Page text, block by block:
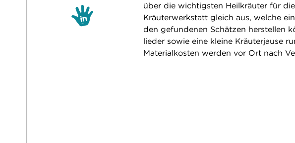
über die wichtigsten Heilkräuter für
Kräuterwerkstatt gleich aus, welche
den gefundenen Schätzen herstellen
lieder sowie eine kleine Kräuterjause
Materialkosten werden vor Ort nach